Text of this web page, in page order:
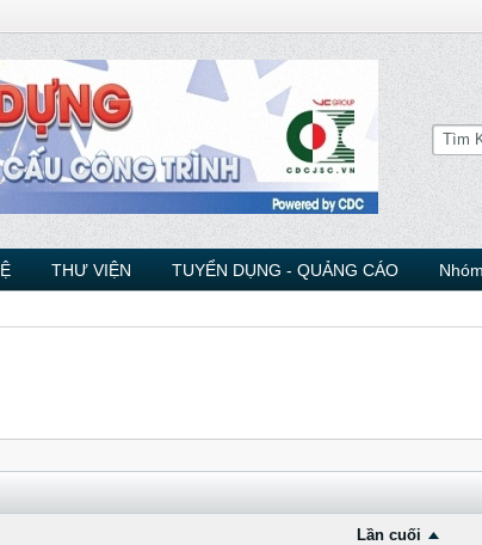
THƯ VIỆN TUYỂN DỤNG - QUẢNG CÁO Nhóm
Lần cuối